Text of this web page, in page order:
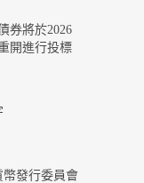
券將於2026
開進行投標
發行委員會